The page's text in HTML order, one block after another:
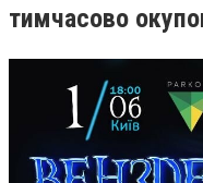
тимчасово